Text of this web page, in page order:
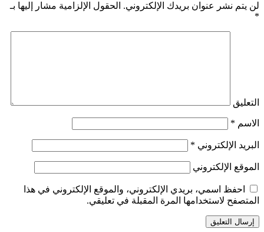
لن يتم نشر عنوان بريدك الإلكتروني. الحقول الإلزامية مشار إليها بـ
*
التعليق
الاسم *
البريد الإلكتروني *
الموقع الإلكتروني
احفظ اسمي، بريدي الإلكتروني، والموقع الإلكتروني في هذا
المتصفح لاستخدامها المرة المقبلة في تعليقي.